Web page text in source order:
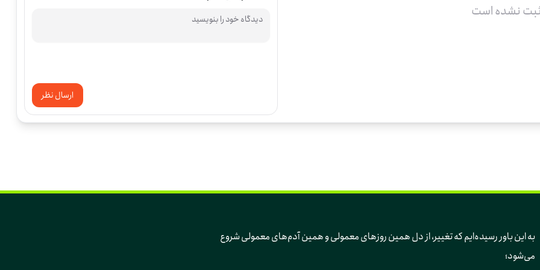
نشده است
ارسال نظر
به این باور رسیده‌ایم که تغییر، از دل همین روزهای معمولی و همین آدم‌های معمولی شروع
می‌شود؛